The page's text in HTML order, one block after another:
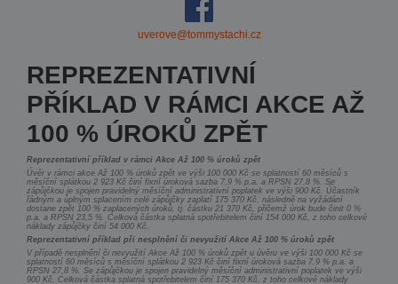
uverove@tommystachi.cz
REPREZENTATIVNÍ
PŘÍKLAD V RÁMCI AKCE AŽ
100 % ÚROKŮ ZPĚT
Reprezentativní příklad v rámci Akce Až 100 % úroků zpět
Úvěr v rámci akce Až 100 % úroků zpět ve výši 100 000 Kč se splatností 60 měsíců s
měsíční splátkou 2 923 Kč činí fixní úroková sazba 7,9 % p.a. a RPSN 27,8 %. Se
zápůjčkou je spojen pravidelný měsíční administrativní poplatek ve výši 900 Kč. Účastník
řádným a úplným splacením celé zápůjčky zaplatí 175 370 Kč, následně na vyžádání
dostane zpět 100 % zaplacených úroků, tj. částku 21 370 Kč, přičemž úrok bude činit 0 %
p.a. a RPSN 23,5 %. Celková částka splatná spotřebitelem činí 154 000 Kč, z toho celkové
náklady zápůjčky činí 54 000 Kč.
Reprezentativní příklad při nesplnění či nevyužití Akce Až 100 % úroků zpět
V případě nesplnění či nevyužití Akce Až 100 % úroků zpět u úvěru ve výši 100 000 Kč se
splatností 60 měsíců s měsíční splátkou 2 923 Kč činí fixní úroková sazba 7,9 % p.a. a
RPSN 27,8 %. Se zápůjčkou je spojen pravidelný měsíční administrativní poplatek ve výši
900 Kč. Celková částka splatná spotřebitelem činí 175 370 Kč, z toho celkové náklady